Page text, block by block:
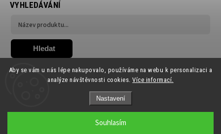
Aby se vám u nás lépe nakupovalo, používáme na webu k personalizaci a
analýze návštěvnosti cookies.Více informací.
Nastavení
Souhlasím
VYHLEDÁVÁNÍ
Hledat
Ewena.CZ. Všechna práva vyhrazena.